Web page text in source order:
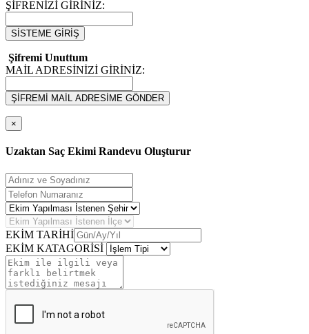
ŞİFRENİZİ GİRİNİZ:
SİSTEME GİRİŞ
Şifremi Unuttum
MAİL ADRESİNİZİ GİRİNİZ:
ŞİFREMİ MAİL ADRESİME GÖNDER
×
Uzaktan Saç Ekimi Randevu Oluşturur
EKİM TARİHİ
EKİM KATAGORİSİ